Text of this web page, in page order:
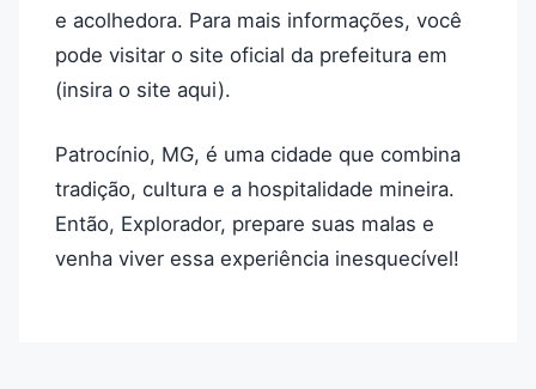
e acolhedora. Para mais informações, você
pode visitar o site oficial da prefeitura em
(insira o site aqui).
Patrocínio, MG, é uma cidade que combina
tradição, cultura e a hospitalidade mineira.
Então, Explorador, prepare suas malas e
venha viver essa experiência inesquecível!